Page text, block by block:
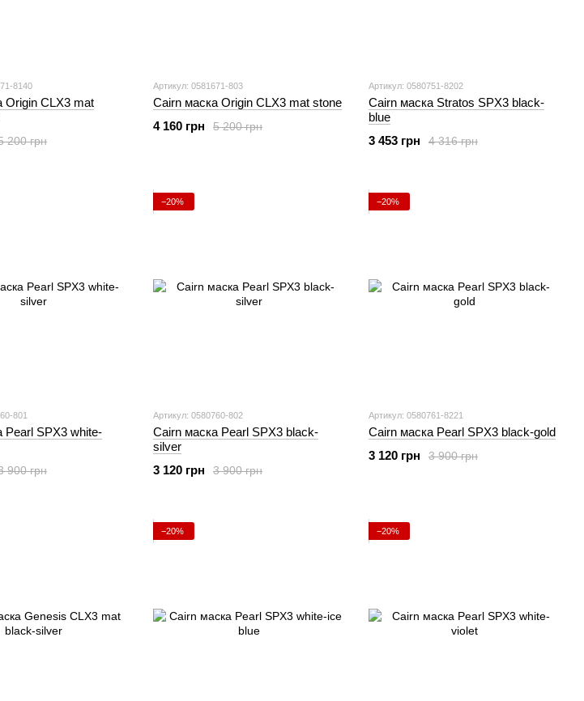
8140
Origin CLX3 mat
200 грн
Артикул: 0581671-803
Cairn маска Origin CLX3 mat stone
5 200 грн
4 160 грн
Артикул: 0580751-8202
Cairn маска Stratos SPX3 black-
blue
4 316 грн
3 453 грн
801
Pearl SPX3 white-
900 грн
−20%
Артикул: 0580760-802
Cairn маска Pearl SPX3 black-
silver
3 900 грн
3 120 грн
−20%
Артикул: 0580761-8221
Cairn маска Pearl SPX3 black-gold
3 900 грн
3 120 грн
−20% −20%